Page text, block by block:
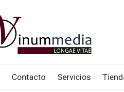
Contacto Servicios